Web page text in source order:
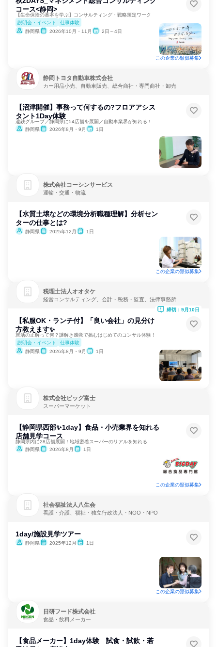
コース<静岡>
【生命保険の基本を学ぶ】コンサルティング・戦略策定ワーク
説明会・イベント
仕事体験
静岡県
2026年10月・11月 2日～4日
この企業の類似募集
静岡トヨタ自動車株式会社
カー用品小売、自動車販売、総合商社・専門商社・卸売
【沼津開催】事務って何するの?フロアアシス
タント1Day体験
遠鉄グループ／静岡県に54店舗を展開／自動車業界が知れる！
静岡県
2026年8月・9月 1日
株式会社コーシンサービス
運輸・交通・物流
【水質土壌などの環境分析職種理解】分析セン
ターの仕事とは?
静岡県 2025年12月 1日
この企業の類似募集
税理士法人オオタケ
経営コンサルティング、会計・税務・監査、法律事務所
【私服OK・ランチ付】「良い会社」の見分け
方教えます✨
就活の正解って何？謎解き感覚で挑むはじめてのコンサル体験！
説明会・イベント
仕事体験
静岡県
2026年8月・9月 1日
締切：9月10日
株式会社ビッグ富士
スーパーマーケット
【静岡県西部✨1day】食品・小売業界を知れる
店舗見学コース
静岡県内に28店舗展開！地域密着スーパーのリアルを知れる
静岡県
2026年8月 1日
この企業の類似募集
社会福祉法人八生会
看護・介護、福祉・独立行政法人・NGO・NPO
1day/施設見学ツアー
静岡県 2025年12月 1日
この企業の類似募集
日研フード株式会社
食品・飲料メーカー
【食品メーカー】1day体験 試食・試飲・若